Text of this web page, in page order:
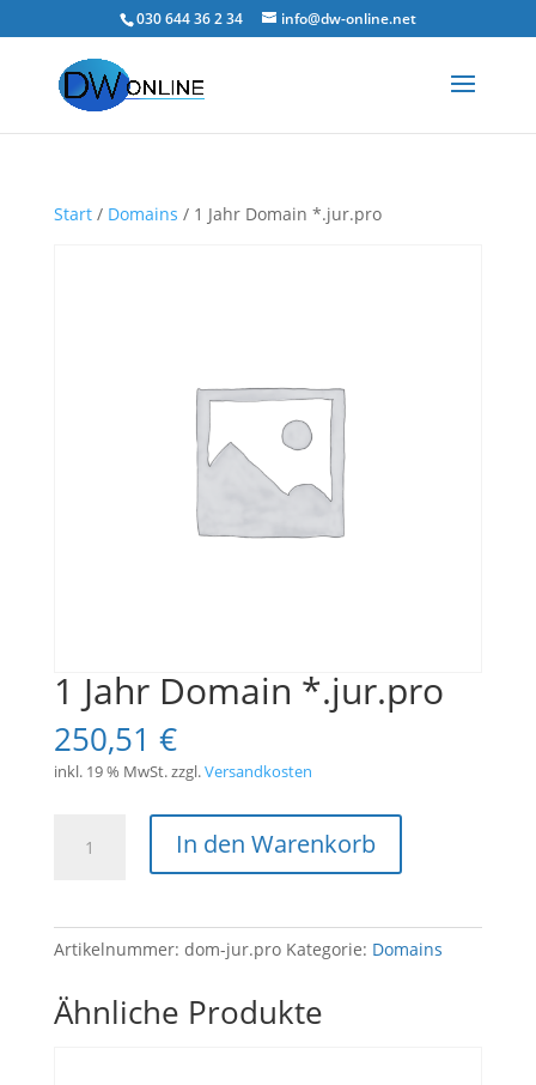
030 644 36 2 34 info@dw-online.net
Start/ Domains / 1 Jahr Domain *.jur.pro
1 Jahr Domain *.jur.pro
250,51 €
inkl. 19 % MwSt.zzgl.Versandkosten
Menge
In den Warenkorb
Artikelnummer: dom-jur.pro Kategorie: Domains
Ähnliche Produkte